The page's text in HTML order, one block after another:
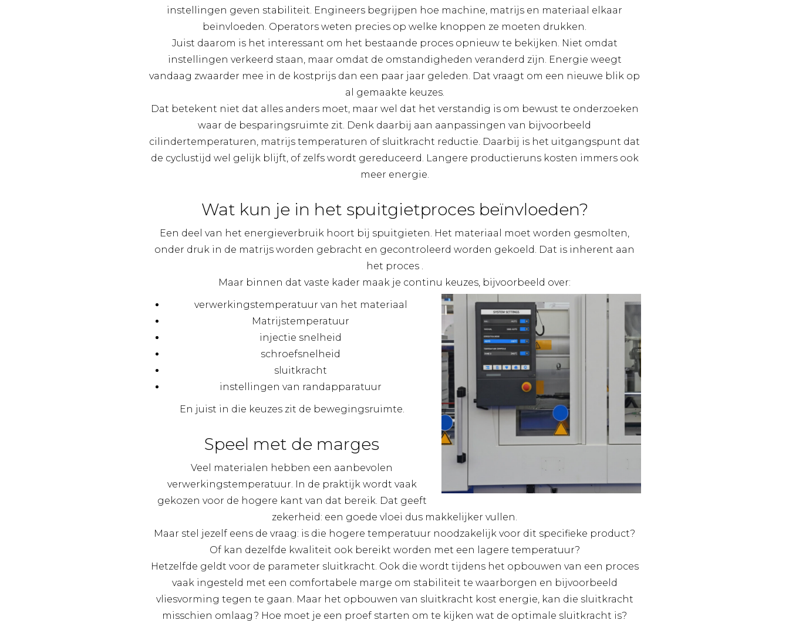
instellingen geven stabiliteit. Engineers begrijpen hoe machine, matrijs en materiaal elkaar
beïnvloeden. Operators weten precies op welke knoppen ze moeten drukken.
Juist daarom is het interessant om het bestaande proces opnieuw te bekijken. Niet omdat
instellingen verkeerd staan, maar omdat de omstandigheden veranderd zijn. Energie weegt
vandaag zwaarder mee in de kostprijs dan een paar jaar geleden. Dat vraagt om een nieuwe blik op
al gemaakte keuzes.
Dat betekent niet dat alles anders moet, maar wel dat het verstandig is om bewust te onderzoeken
waar de besparingsruimte zit. Denk daarbij aan aanpassingen van bijvoorbeeld
cilindertemperaturen, matrijs temperaturen of sluitkracht reductie. Daarbij is het uitgangspunt dat
de cyclustijd wel gelijk blijft, of zelfs wordt gereduceerd. Langere productieruns kosten immers ook
meer energie.
Wat kun je in het spuitgietproces beïnvloeden?
Een deel van het energieverbruik hoort bij spuitgieten. Het materiaal moet worden gesmolten,
onder druk in de matrijs worden gebracht en gecontroleerd worden gekoeld. Dat is inherent aan
het proces .
Maar binnen dat vaste kader maak je continu keuzes, bijvoorbeeld over:
verwerkingstemperatuur van het materiaal
Matrijstemperatuur
injectie snelheid
schroefsnelheid
sluitkracht
instellingen van randapparatuur
En juist in die keuzes zit de bewegingsruimte.
Speel met de marges
Veel materialen hebben een aanbevolen
verwerkingstemperatuur. In de praktijk wordt vaak
gekozen voor de hogere kant van dat bereik. Dat geeft
zekerheid: een goede vloei dus makkelijker vullen.
Maar stel jezelf eens de vraag: is die hogere temperatuur noodzakelijk voor dit specifieke product?
Of kan dezelfde kwaliteit ook bereikt worden met een lagere temperatuur?
Hetzelfde geldt voor de parameter sluitkracht. Ook die wordt tijdens het opbouwen van een proces
vaak ingesteld met een comfortabele marge om stabiliteit te waarborgen en bijvoorbeeld
vliesvorming tegen te gaan. Maar het opbouwen van sluitkracht kost energie, kan die sluitkracht
misschien omlaag? Hoe moet je een proef starten om te kijken wat de optimale sluitkracht is?